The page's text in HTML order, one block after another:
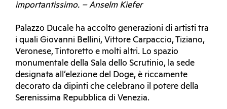
importantissimo. – Anselm Kiefer
Palazzo Ducale ha accolto generazioni di artisti tra
i quali Giovanni Bellini, Vittore Carpaccio, Tiziano,
Veronese, Tintoretto e molti altri. Lo spazio
monumentale della Sala dello Scrutinio, la sede
designata all’elezione del Doge, è riccamente
decorato da dipinti che celebrano il potere della
Serenissima Repubblica di Venezia.